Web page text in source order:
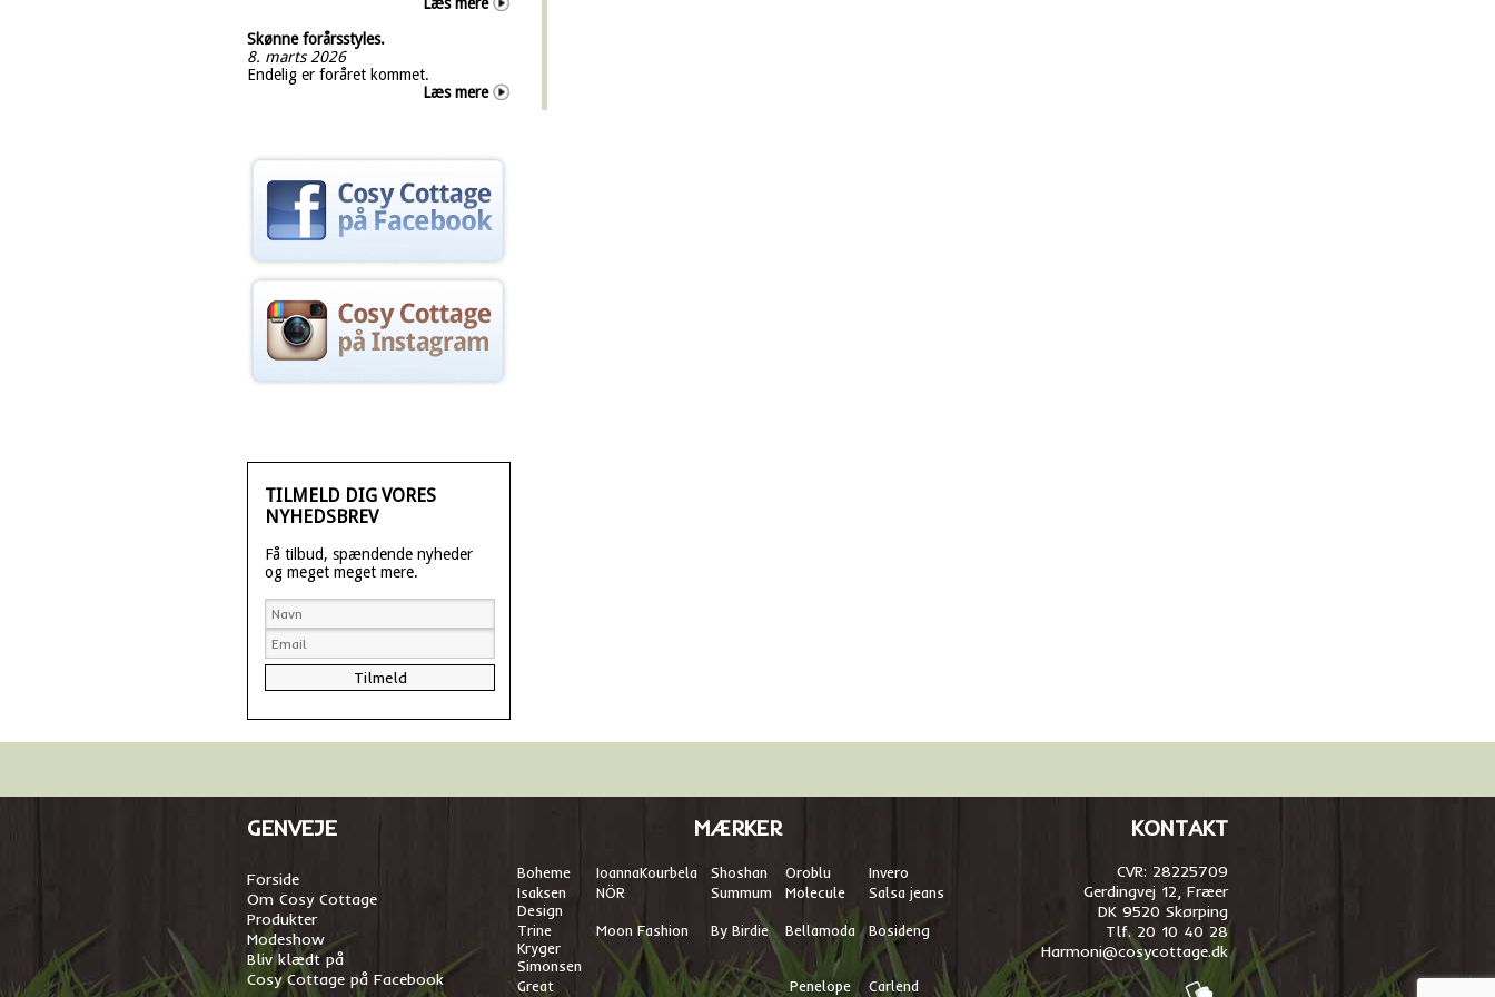
Skønne forårsstyles.
8. marts 2026
Endelig er foråret kommet.
Læs mere
TILMELD DIG VORES
NYHEDSBREV
Få tilbud, spændende nyheder
og meget meget mere.
GENVEJE
Forside
Om Cosy Cottage
Produkter
Modeshow
Bliv klædt på
Cosy Cottage på Facebook
MÆRKER
Boheme IoannaKourbela Shoshan Oroblu
Invero
Isaksen
Design
NÖR Summum Molecule Salsa jeans
Trine
Kryger
Simonsen
Moon Fashion By Birdie Bellamoda Bosideng
Great
Penelope
Carlend
KONTAKT
CVR: 28225709
Gerdingvej 12, Fræer
DK 9520 Skørping
Tlf. 20 10 40 28
Harmoni@cosycottage.dk